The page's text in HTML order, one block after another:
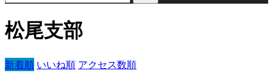
索:
松尾支部
新着順 いいね順 アクセス数順